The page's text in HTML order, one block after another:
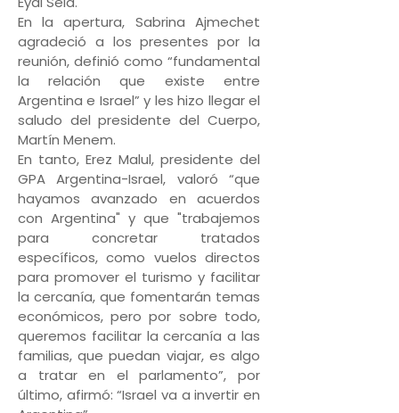
En la apertura, Sabrina Ajmechet
agradeció a los presentes por la
reunión, definió como “fundamental
la relación que existe entre
Argentina e Israel” y les hizo llegar el
saludo del presidente del Cuerpo,
Martín Menem.
En tanto, Erez Malul, presidente del
GPA Argentina-Israel, valoró “que
hayamos avanzado en acuerdos
con Argentina" y que "trabajemos
para concretar tratados
específicos, como vuelos directos
para promover el turismo y facilitar
la cercanía, que fomentarán temas
económicos, pero por sobre todo,
queremos facilitar la cercanía a las
familias, que puedan viajar, es algo
a tratar en el parlamento”, por
último, afirmó: “Israel va a invertir en